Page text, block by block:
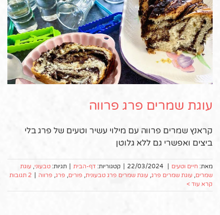
עוגת שמרים פרג פרווה
קראנץ שמרים פרווה עם מילוי עשיר וטעים של פרג בלי
ביצים ואפשרי גם ללא גלוטן
מאת: חיים וטעים 22/03/2024 קטגוריות: דף-הבית תגיות: טבעוני, עוגת
שמרים, עוגת שמרים פרג, עוגת שמרים פרג טבעונית, פורים, פרג, פרווה
2 תגובות
קרא עוד >